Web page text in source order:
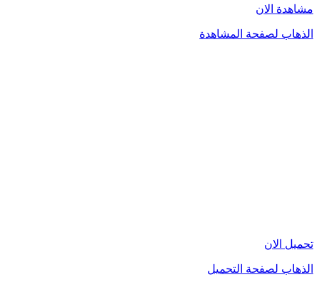
مشاهدة الان
الذهاب لصفحة المشاهدة
تحميل الان
الذهاب لصفحة التحميل